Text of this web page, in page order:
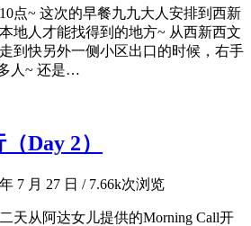
点~ 这次的早餐九九大人安排到西新
地人才能找得到的地方~ 从西新西文
到快另外一侧小区出口的时候，右手
人~ 还是…
Day 2）
7 月 27 日 /7.66k次浏览
天从阿达女儿提供的Morning Call开